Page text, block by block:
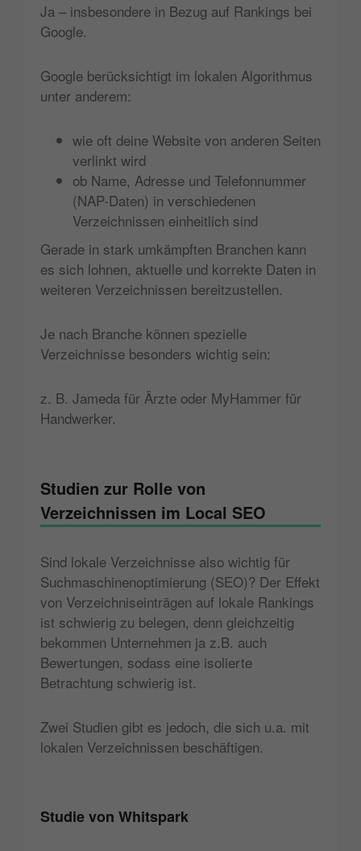
Ja – insbesondere in Bezug auf Rankings bei
Google.
Google berücksichtigt im lokalen Algorithmus
unter anderem:
wie oft deine Website von anderen Seiten
verlinkt wird
ob Name, Adresse und Telefonnummer
(NAP-Daten) in verschiedenen
Verzeichnissen einheitlich sind
Gerade in stark umkämpften Branchen kann
es sich lohnen, aktuelle und korrekte Daten in
weiteren Verzeichnissen bereitzustellen.
Je nach Branche können spezielle
Verzeichnisse besonders wichtig sein:
z. B. Jameda für Ärzte oder MyHammer für
Handwerker.
Studien zur Rolle von
Verzeichnissen im Local SEO
Sind lokale Verzeichnisse also wichtig für
Suchmaschinenoptimierung (SEO)? Der Effekt
von Verzeichniseinträgen auf lokale Rankings
ist schwierig zu belegen, denn gleichzeitig
bekommen Unternehmen ja z.B. auch
Bewertungen, sodass eine isolierte
Betrachtung schwierig ist.
Zwei Studien gibt es jedoch, die sich u.a. mit
lokalen Verzeichnissen beschäftigen.
Studie von Whitspark